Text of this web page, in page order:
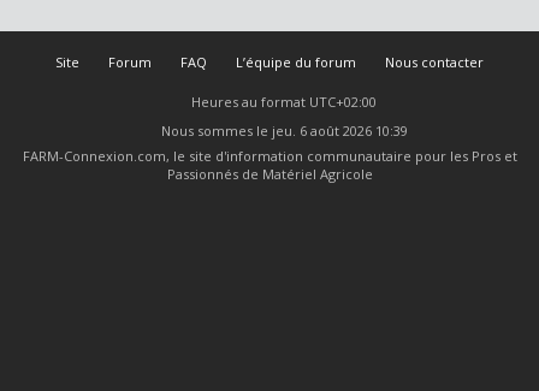
Site Forum FAQ L’équipe du forum Nous contacter
Heures au format UTC+02:00
Nous sommes le jeu. 6 août 2026 10:39
FARM-Connexion.com, le site d'information communautaire pour les Pros et
Passionnés de Matériel Agricole